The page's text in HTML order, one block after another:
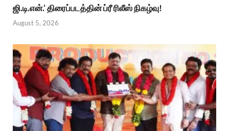
ஜி.டி.என்.’ திரைப்படத்தின் ப்ரீ ரிலீஸ் நிகழ்வு!
August 5, 2026